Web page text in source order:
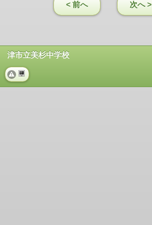
< 前へ 次へ >
津市立美杉中学校